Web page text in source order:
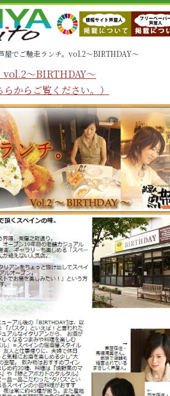
屋でご馳走ランチ。vol.2～BIRTHDAY～
vol.2～BIRTHDAY～
らからご覧ください。）